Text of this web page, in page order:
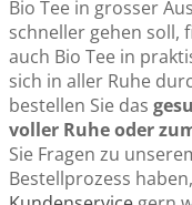
Bio Tee in grosser
schneller gehen soll,
auch Bio Tee in
sich in aller Ruhe
bestellen Sie das
voller Ruhe oder
Sie Fragen zu
Bestellprozess